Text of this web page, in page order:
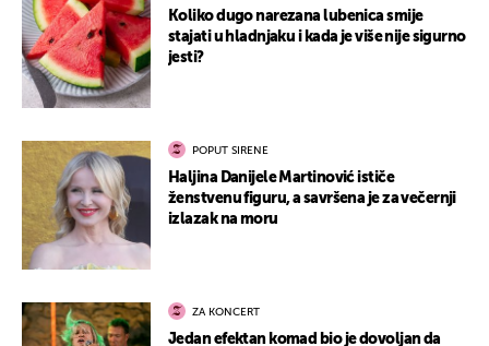
Koliko dugo narezana lubenica smije
stajati u hladnjaku i kada je više nije sigurno
jesti?
POPUT SIRENE
Haljina Danijele Martinović ističe
ženstvenu figuru, a savršena je za večernji
izlazak na moru
ZA KONCERT
Jedan efektan komad bio je dovoljan da